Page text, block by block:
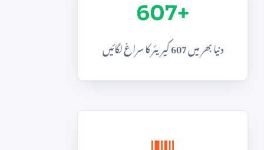
+607
دنیا بھر میں 607 کیریئر کا سراغ لگائیں